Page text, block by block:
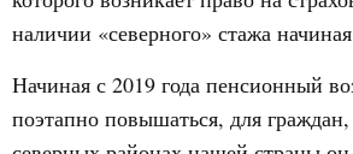
наличии «северного» стажа
Начиная с 2019 года пенсионный
поэтапно повышаться, для